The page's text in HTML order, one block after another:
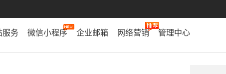
服务 微信小程序 企业邮箱 网络营销 管理中心